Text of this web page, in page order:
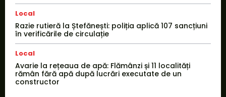
Local
Razie rutieră la Ștefănești: poliția aplică 107 sancțiuni
în verificările de circulație
Local
Avarie la rețeaua de apă: Flămânzi și 11 localități
rămân fără apă după lucrări executate de un
constructor